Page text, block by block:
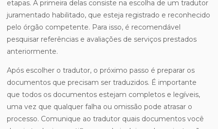
etapas. A primeira delas consiste na escolha de um tradutor
juramentado habilitado, que esteja registrado e reconhecido
pelo órgão competente. Para isso, é recomendável
pesquisar referências e avaliações de serviços prestados
anteriormente.
Após escolher o tradutor, o próximo passo é preparar os
documentos que precisam ser traduzidos. É importante
que todos os documentos estejam completos e legíveis,
uma vez que qualquer falha ou omissão pode atrasar o
processo. Comunique ao tradutor quais documentos você